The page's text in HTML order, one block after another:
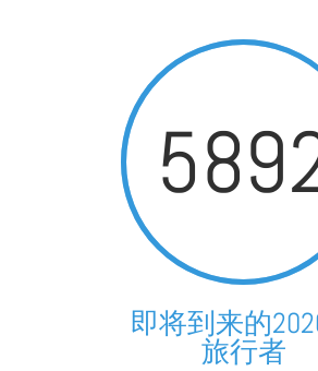
即将到来的
旅行者